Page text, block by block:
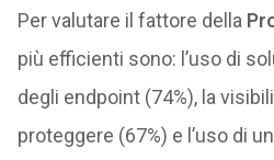
Per valutare il fattore della
più efficienti sono: l’uso di
degli endpoint (74%), la
proteggere (67%) e l’uso di